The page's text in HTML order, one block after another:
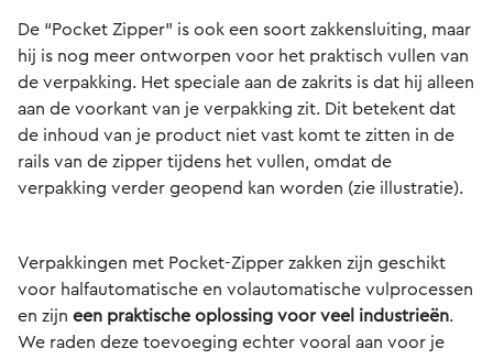
De “Pocket Zipper” is ook een soort zakkensluiting, maar
hij is nog meer ontworpen voor het praktisch vullen van
de verpakking. Het speciale aan de zakrits is dat hij alleen
aan de voorkant van je verpakking zit. Dit betekent dat
de inhoud van je product niet vast komt te zitten in de
rails van de zipper tijdens het vullen, omdat de
verpakking verder geopend kan worden (zie illustratie).
Verpakkingen met Pocket-Zipper zakken zijn geschikt
voor halfautomatische en volautomatische vulprocessen
en zijn een praktische oplossing voor veel industrieën.
We raden deze toevoeging echter vooral aan voor je